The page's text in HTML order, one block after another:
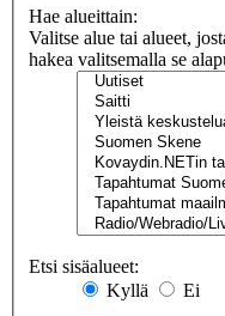
Hae alueittain:
Valitse alue tai alueet,
hakea valitsemalla se
Etsi sisäalueet:
Kyllä
Ei